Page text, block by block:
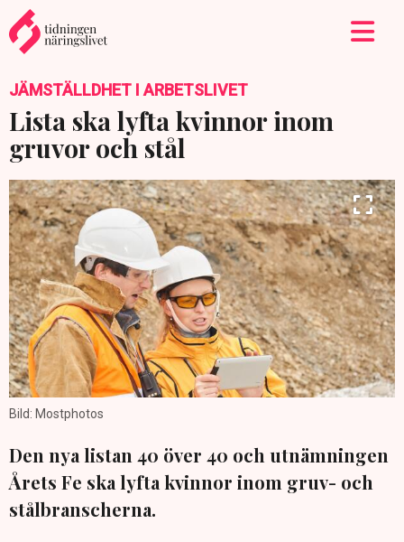
JÄMSTÄLLDHET I ARBETSLIVET
Lista ska lyfta kvinnor inom
gruvor och stål
Bild: Mostphotos
Den nya listan 40 över 40 och utnämningen
Årets Fe ska lyfta kvinnor inom gruv- och
stålbranscherna.